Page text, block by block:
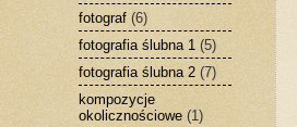
fotograf (6)
fotografia ślubna 1 (5)
fotografia ślubna 2 (7)
kompozycje
okolicznościowe (1)